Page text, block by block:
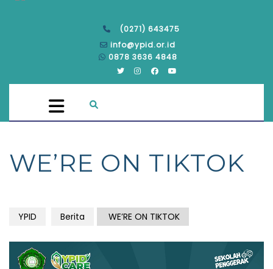
(0271) 643475
info@ypid.or.id
0878 3636 4848
WE’RE ON TIKTOK
YPID Berita WE’RE ON TIKTOK